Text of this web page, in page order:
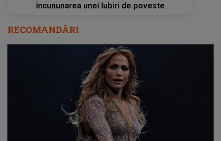
încununarea unei Iubiri de poveste
RECOMANDĂRI